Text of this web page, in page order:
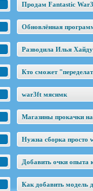
Продам Fantastic
Обновлённая
Разводила Илья
Кто сможет
war3ft мяснмк
Магазины прокачки
Нужна сборка просто
Добавить очки опыта
Как добавить модель